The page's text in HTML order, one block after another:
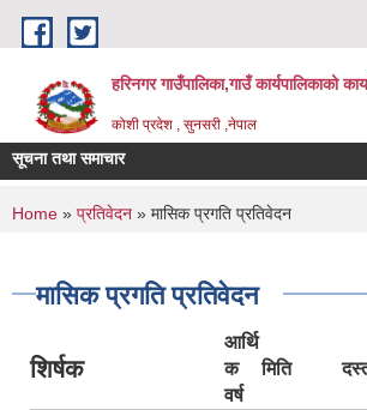
Skip to main content
हरिनगर गाउँपालिका,गाउँ कार्यपालिकाको
कोशी प्रदेश , सुनसरी ,नेपाल
सूचना तथा समाचार
सूचना
You are here
Home » प्रतिवेदन » मासिक प्रगति प्रतिवेदन
मासिक प्रगति प्रतिवेदन
शिर्षक
आर्थि
क
वर्ष
मिति